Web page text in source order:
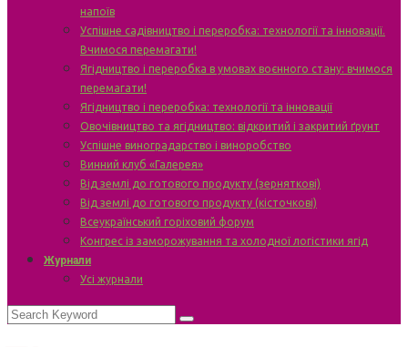
напоїв
Успішне садівництво і переробка: технології та інновації.
Вчимося перемагати!
Ягідництво і переробка в умовах воєнного стану: вчимося
перемагати!
Ягідництво і переробка: технології та інновації
Овочівництво та ягідництво: відкритий і закритий ґрунт
Успішне виноградарство і виноробство
Винний клуб «Галерея»
Від землі до готового продукту (зерняткові)
Від землі до готового продукту (кісточкові)
Всеукраїнський горіховий форум
Конгрес із заморожування та холодної логістики ягід
Журнали
Усі журнали